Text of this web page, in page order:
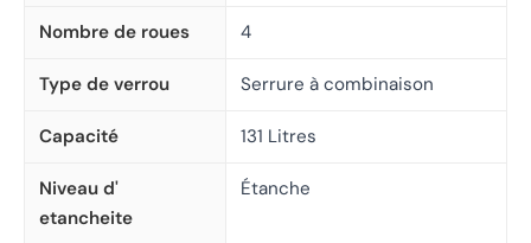
Nombre de roues 4
Type de verrou Serrure à combinaison
Capacité 131 Litres
Niveau d'
etancheite
Étanche